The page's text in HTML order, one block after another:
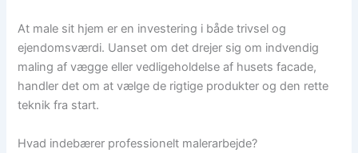
At male sit hjem er en investering i både trivsel og
ejendomsværdi. Uanset om det drejer sig om indvendig
maling af vægge eller vedligeholdelse af husets facade,
handler det om at vælge de rigtige produkter og den rette
teknik fra start.
Hvad indebærer professionelt malerarbejde?